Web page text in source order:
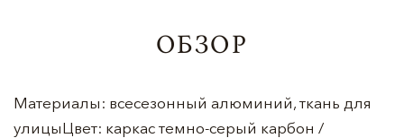
ОБЗОР
Материалы: всесезонный алюминий, ткань для
улицыЦвет: каркас темно-серый карбон /